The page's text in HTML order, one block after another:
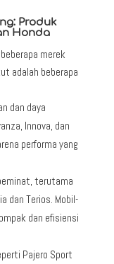
Produk
Honda
merek
adalah beberapa
dan daya
Innova, dan
performa yang
terutama
dan Terios. Mobil-
dan efisiensi
Pajero Sport